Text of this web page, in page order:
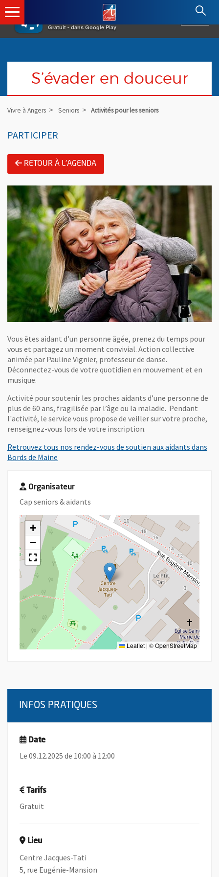
×
Gratuit - dans Google Play
Angers.fr : Retour à l'accueil
S’évader en douceur
Vivre à Angers Seniors Activités pour les seniors
PARTICIPER
RETOUR À L'AGENDA
Vous êtes aidant d'un personne âgée, prenez du temps pour
vous et partagez un moment convivial. Action collective
animée par Pauline Vignier, professeur de danse.
Déconnectez-vous de votre quotidien en mouvement et en
musique.
Activité pour soutenir les proches aidants d’une personne de
plus de 60 ans, fragilisée par l’âge ou la maladie. Pendant
l'activité, le service vous propose de veiller sur votre proche,
renseignez-vous lors de votre inscription.
Retrouvez tous nos rendez-vous de soutien aux aidants dans
Bords de Maine
Organisateur
Cap seniors & aidants
+
−
Leaflet | ©OpenStreetMap
INFOS PRATIQUES
Date
Le 09.12.2025 de 10:00 à 12:00
Tarifs
Gratuit
Lieu
Centre Jacques-Tati
5, rue Eugénie-Mansion